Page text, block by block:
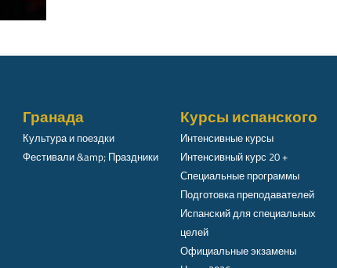
Гранада
Культура и поездки
Фестивали &amp; Праздники
Курсы испанского
Интенсивные курсы
Интенсивный курс 20 +
Специальные программы
Подготовка преподавателей
Испанский для специальных
целей
Официальные экзамены